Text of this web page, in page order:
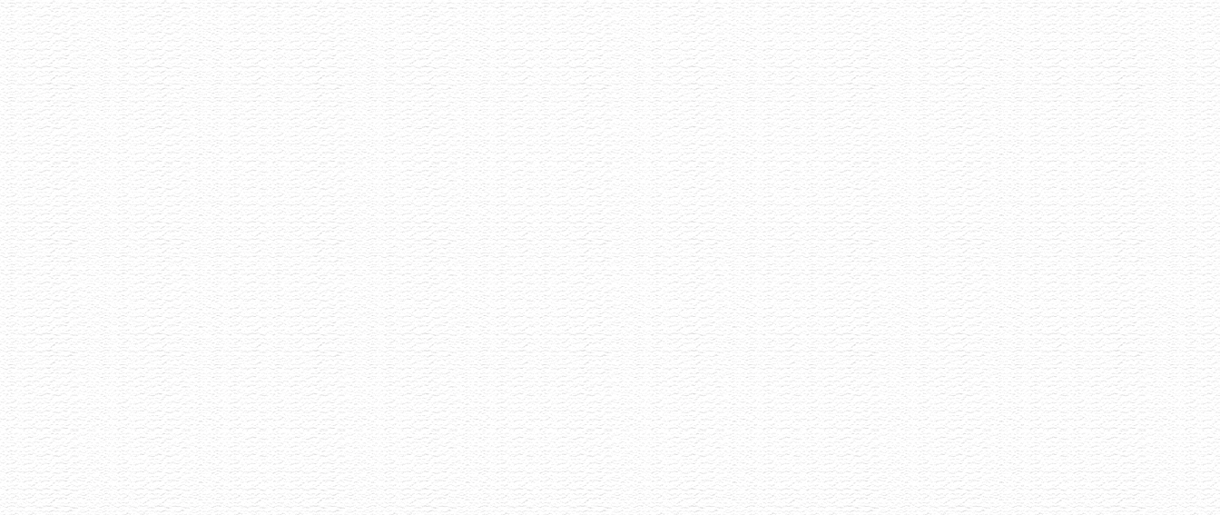
Degustace šumivých vín
13.7.2026
Šumivé víno má mnoho tváří a my Vás zveme,
abyste s námi ochutnali 8 unikátních kousků
vyselektovaných napříč Evropou.
Letní Pétnaty
22.6.2026
Selekce pétnatů napříč styly i původem
Akce již proběhla
Vinařství Ilias
8.6.2026
Malé rodinné vynařství z Pavlova